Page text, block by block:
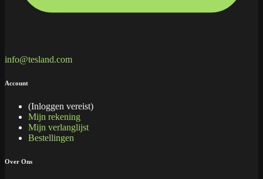
info@tesland.com
Account
(Inloggen vereist)
Mijn rekening
Mijn verlanglijst
Bestellingen
Over Ons